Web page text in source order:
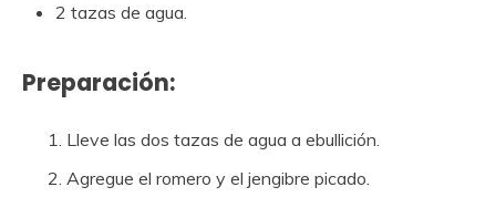
2 tazas de agua.
Preparación:
Lleve las dos tazas de agua a ebullición.
Agregue el romero y el jengibre picado.